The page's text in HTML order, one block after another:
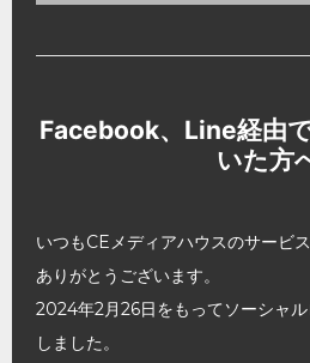
Facebook、Line経由
いた方
いつもCEメディアハウスのサービ
ありがとうございます。
2024年2月26日をもってソーシャ
しました。